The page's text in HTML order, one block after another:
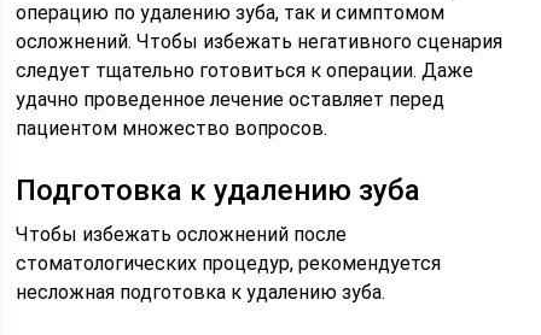
операцию по удалению зуба, так и симптомом
осложнений. Чтобы избежать негативного сценария
следует тщательно готовиться к операции. Даже
удачно проведенное лечение оставляет перед
пациентом множество вопросов.
Подготовка к удалению зуба
Чтобы избежать осложнений после
стоматологических процедур, рекомендуется
несложная подготовка к удалению зуба.